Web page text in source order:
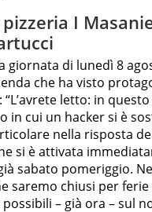
I
giornata di lunedì 8
che ha visto
letto: in
in cui un hacker si è
nella risposta
si è attivata
sabato pomeriggio.
saremo chiusi per
– già ora – sul